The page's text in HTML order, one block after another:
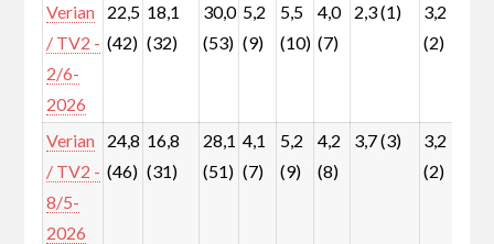
Verian
/ TV2 -
2/6-
2026
22,5
(42)
18,1
(32)
30,0
(53)
5,2
(9)
5,5
(10)
4,0
(7)
2,3 (1)
3,2
(2)
Verian
/ TV2 -
8/5-
2026
24,8
(46)
16,8
(31)
28,1
(51)
4,1
(7)
5,2
(9)
4,2
(8)
3,7 (3)
3,2
(2)